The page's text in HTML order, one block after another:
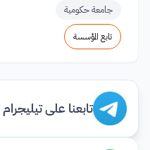
جامعة حكومية
تابع المؤسسة
تابعنا على